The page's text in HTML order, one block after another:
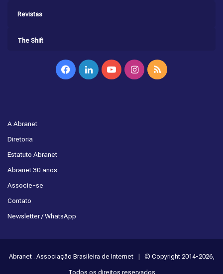
Revistas
The Shift
FacebookLinkedinYouTubeInstagram
RSS
A Abranet
Diretoria
Estatuto Abranet
Abranet 30 anos
Associe-se
Contato
Newsletter / WhatsApp
Abranet . Associação Brasileira de Internet | © Copyright 2014-2026,
Todos os direitos reservados